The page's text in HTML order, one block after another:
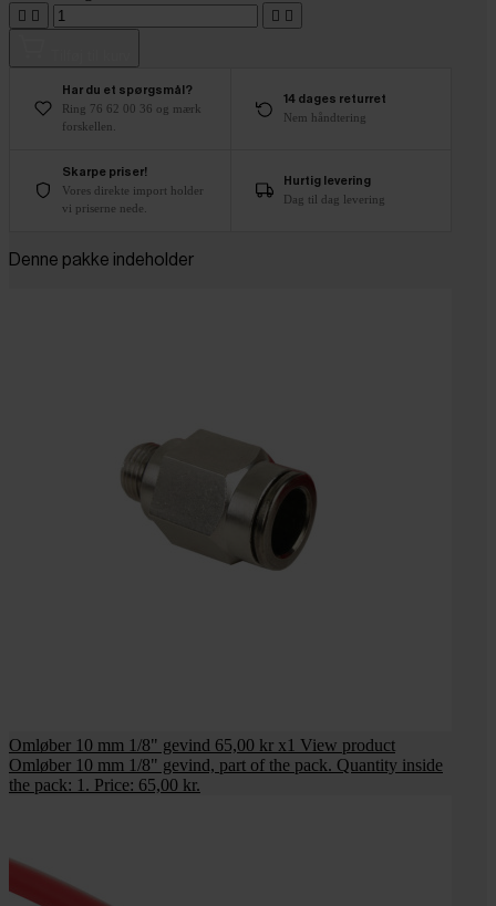
   
Har du et spørgsmål?
Ring 76 62 00 36 og mærk
forskellen.
14 dages returret
Nem håndtering
Skarpe priser!
Vores direkte import holder
vi priserne nede.
Hurtig levering
Dag til dag levering
Denne pakke indeholder
Omløber 10 mm 1/8" gevind 65,00 kr x1 View product
Omløber 10 mm 1/8" gevind, part of the pack. Quantity inside
the pack: 1. Price: 65,00 kr.